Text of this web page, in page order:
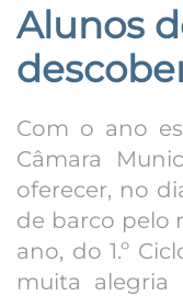
Alunos
Com o ano
Câmara
oferecer, no
de barco pelo
ano, do 1.º
muita alegria